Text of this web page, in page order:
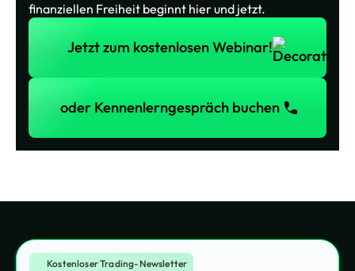
finanziellen Freiheit beginnt hier und jetzt.
Jetzt zum kostenlosen Webinar!
Jetzt zum kostenlosen Webinar!
oder Kennenlerngespräch buchen
oder Kennenlerngespräch buchen
Kostenloser Trading-Newsletter